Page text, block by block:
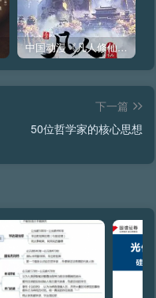
中国动漫《凡人修仙传（动画版）》高清下载–更新至2026年番第184集（每周持续更新）
下一篇
50位哲学家的核心思想